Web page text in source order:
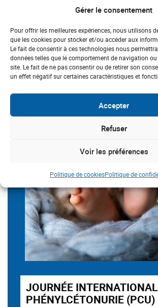
Gérer le consentement
Pour offrir les meilleures expériences, nous utilisons
que les cookies pour stocker et/ou accéder aux
Le fait de consentir à ces technologies nous
données telles que le comportement de navigation
site. Le fait de ne pas consentir ou de retirer son
un effet négatif sur certaines caractéristiques et
Accepter
Refuser
Voir les préférences
Politique de cookiesPolitique de
2 3 4
SAVE THE
JOURNÉE
PHÉNYLCÉTONURIE (PCU)